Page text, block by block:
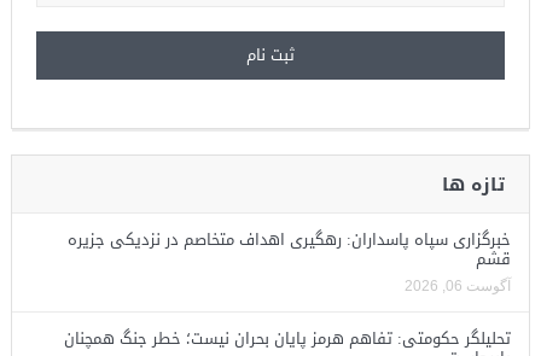
تازه ها
خبرگزاری سپاه پاسداران: رهگیری اهداف متخاصم در نزدیکی جزیره
قشم
آگوست 06, 2026
تحلیلگر حکومتی: تفاهم هرمز پایان بحران نیست؛ خطر جنگ همچنان